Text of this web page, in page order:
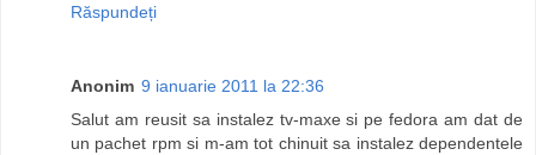
Răspundeți
Anonim 9 ianuarie 2011 la 22:36
Salut am reusit sa instalez tv-maxe si pe fedora am dat de
un pachet rpm si m-am tot chinuit sa instalez dependentele